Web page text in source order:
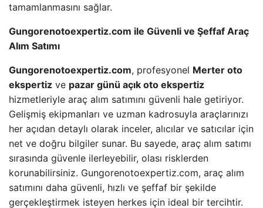
tamamlanmasını sağlar.
Gungorenotoexpertiz.com ile Güvenli ve Şeffaf Araç
Alım Satımı
Gungorenotoexpertiz.com, profesyonel Merter oto
ekspertiz ve pazar günü açık oto ekspertiz
hizmetleriyle araç alım satımını güvenli hale getiriyor.
Gelişmiş ekipmanları ve uzman kadrosuyla araçlarınızı
her açıdan detaylı olarak inceler, alıcılar ve satıcılar için
net ve doğru bilgiler sunar. Bu sayede, araç alım satımı
sırasında güvenle ilerleyebilir, olası risklerden
korunabilirsiniz. Gungorenotoexpertiz.com, araç alım
satımını daha güvenli, hızlı ve şeffaf bir şekilde
gerçekleştirmek isteyen herkes için ideal bir tercihtir.